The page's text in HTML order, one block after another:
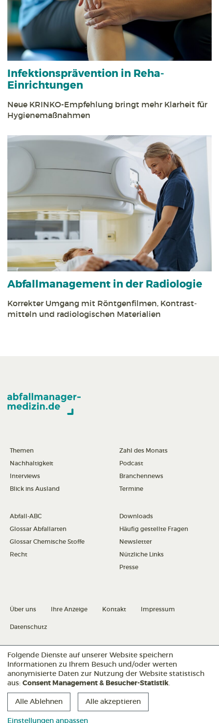
Infektions­prävention in Reha­
Einrichtungen
Neue KRINKO-Empfehlung bringt mehr Klarheit für
Hygiene­maßnahmen
Abfall­management in der Radiologie
Korrekter Umgang mit Röntgen­filmen, Kontrast­
mitteln und radiologischen Materialien
Themen
Nachhaltigkeit
Interviews
Blick ins Ausland
Zahl des Monats
Podcast
Branchennews
Termine
Abfall-ABC
Glossar Abfallarten
Glossar Chemische Stoffe
Recht
Downloads
Häufig gestellte Fragen
Newsletter
Nützliche Links
Presse
Über uns Ihre Anzeige Kontakt Impressum
Datenschutz
Datenschutz konfigurieren
Folgen Sie uns:
Folgende Dienste auf unserer Website speichern
Informationen zu Ihrem Besuch und/oder werten
anonymisierte Daten zur Nutzung der Website statistisch
aus: Consent Management & Besucher-Statistik.
Einstellungen anpassen
Alle Ablehnen Alle akzeptieren